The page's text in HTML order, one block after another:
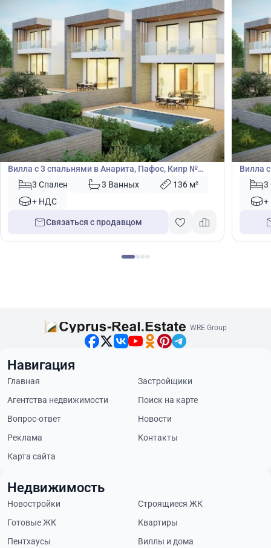
€495 000
Вилла
Вилла с 3 спальнями в Анарита, Пафос, Кипр №
489443 Спален 3 Ванных
136 м²
+ НДС
Связаться с продавцом
€495
Вилла
Вилла
489453
WRE Group
Навигация
Главная
Застройщики
Агентства недвижимости
Поиск на карте
Вопрос-ответ
Новости
Реклама
Контакты
Карта сайта
Недвижимость
Новостройки
Строящиеся ЖК
Готовые ЖК
Квартиры
Пентхаусы
Виллы и дома